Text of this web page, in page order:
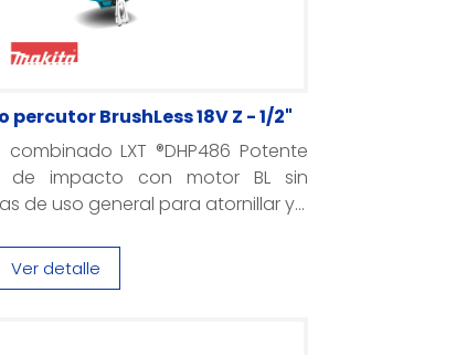
percutor BrushLess 18V Z - 1/2"
combinado LXT ®DHP486 Potente
de impacto con motor BL sin
de uso general para atornillar y...
Ver detalle